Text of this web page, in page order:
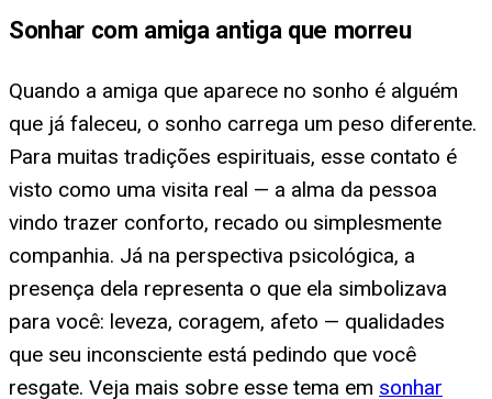
Sonhar com amiga antiga que morreu
Quando a amiga que aparece no sonho é alguém
que já faleceu, o sonho carrega um peso diferente.
Para muitas tradições espirituais, esse contato é
visto como uma visita real — a alma da pessoa
vindo trazer conforto, recado ou simplesmente
companhia. Já na perspectiva psicológica, a
presença dela representa o que ela simbolizava
para você: leveza, coragem, afeto — qualidades
que seu inconsciente está pedindo que você
resgate. Veja mais sobre esse tema em sonhar